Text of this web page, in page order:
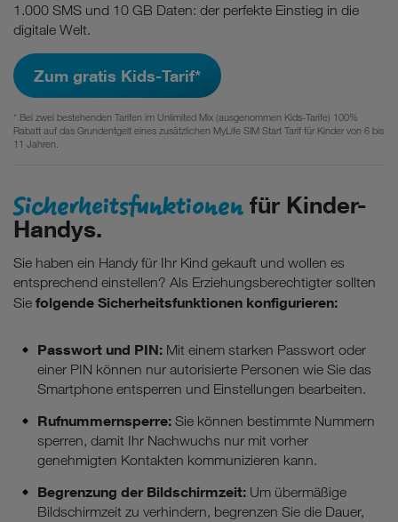
1.000 SMS und 10 GB Daten: der perfekte Einstieg in die
digitale Welt.
Zum gratis Kids-Tarif*
* Bei zwei bestehenden Tarifen im Unlimited Mix (ausgenommen Kids-Tarife) 100%
Rabatt auf das Grundentgelt eines zusätzlichen MyLife SIM Start Tarif für Kinder von 6 bis
11 Jahren.
Sicherheitsfunktionen für Kinder-
Handys.
Sie haben ein Handy für Ihr Kind gekauft und wollen es
entsprechend einstellen? Als Erziehungsberechtigter sollten
Sie folgende Sicherheitsfunktionen konfigurieren:
Passwort und PIN: Mit einem starken Passwort oder
einer PIN können nur autorisierte Personen wie Sie das
Smartphone entsperren und Einstellungen bearbeiten.
Rufnummernsperre: Sie können bestimmte Nummern
sperren, damit Ihr Nachwuchs nur mit vorher
genehmigten Kontakten kommunizieren kann.
Begrenzung der Bildschirmzeit: Um übermäßige
Bildschirmzeit zu verhindern, begrenzen Sie die Dauer,